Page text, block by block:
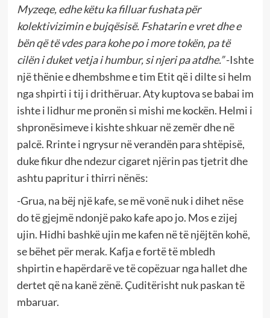
Myzeqe, edhe këtu ka filluar fushata për
kolektivizimin e bujqësisë. Fshatarin e vret dhe e
bën që të vdes para kohe po i more tokën, pa të
cilën i duket vetja i humbur, si njeri pa atdhe.”-Ishte
një thënie e dhembshme e tim Etit që i dilte si helm
nga shpirti i tij i drithëruar. Aty kuptova se babai im
ishte i lidhur me pronën si mishi me kockën. Helmi i
shpronësimeve i kishte shkuar në zemër dhe në
palcë. Rrinte i ngrysur në verandën para shtëpisë,
duke fikur dhe ndezur cigaret njërin pas tjetrit dhe
ashtu papritur i thirri nënës:
-Grua, na bëj një kafe, se më vonë nuk i dihet nëse
do të gjejmë ndonjë pako kafe apo jo. Mos e zijej
ujin. Hidhi bashkë ujin me kafen në të njëjtën kohë,
se bëhet për merak. Kafja e fortë të mbledh
shpirtin e hapërdarë ve të copëzuar nga hallet dhe
dertet që na kanë zënë. Çuditërisht nuk paskan të
mbaruar.